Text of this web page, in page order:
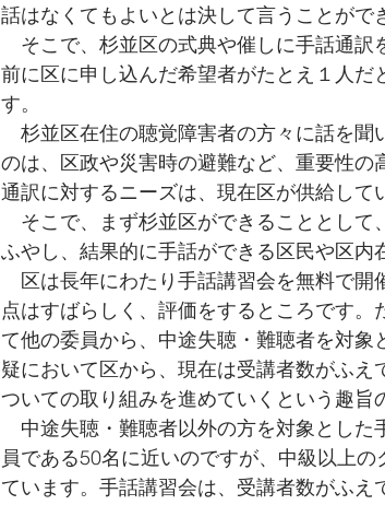
話はなくてもよいとは決して言うことがで
そこで、杉並区の式典や催しに手話通訳
前に区に申し込んだ希望者がたとえ１人
す。
杉並区在住の聴覚障害者の方々に話を聞
のは、区政や災害時の避難など、重要性
通訳に対するニーズは、現在区が供給し
そこで、まず杉並区ができることとして
ふやし、結果的に手話ができる区民や区
区は長年にわたり手話講習会を無料で開
点はすばらしく、評価をするところです
て他の委員から、中途失聴・難聴者を対
疑において区から、現在は受講者数がふ
ついての取り組みを進めていくという趣旨
中途失聴・難聴者以外の方を対象とした
員である50名に近いのですが、中級以上
ています。手話講習会は、受講者数がふ